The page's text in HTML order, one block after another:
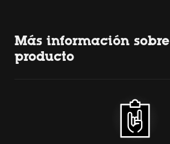
Más información sobre
producto